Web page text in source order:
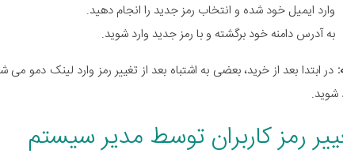
وارد ایمیل خود شده و انتخاب رمز جدید را انجام دهید.
به آدرس دامنه خود برگشته و با رمز جدید وارد شوید.
در ابتدا بعد از خرید، بعضی به اشتباه بعد از تغییر رمز وارد لینک دمو می
شوید.
رمز کاربران توسط مدیر سیستم